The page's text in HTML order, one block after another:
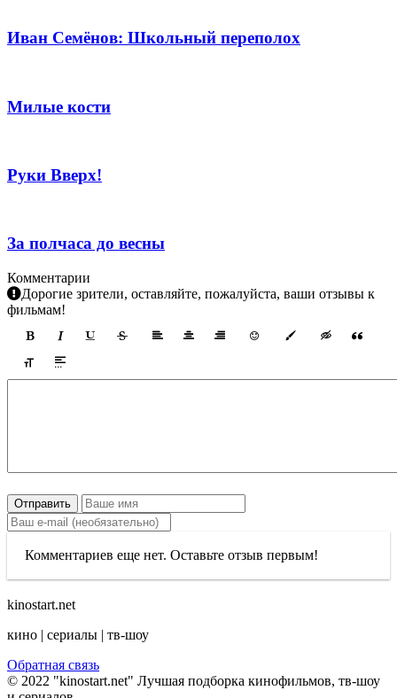
Иван Семёнов: Школьный переполох
Милые кости
Руки Вверх!
За полчаса до весны
Комментарии
Дорогие зрители, оставляйте, пожалуйста, ваши отзывы к
фильмам!
Отправить
Комментариев еще нет. Оставьте отзыв первым!
kinostart.net
кино | сериалы | тв-шоу
Обратная связь
© 2022 "kinostart.net" Лучшая подборка кинофильмов, тв-шоу